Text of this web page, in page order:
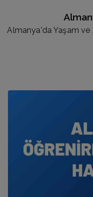
Almanya'da Yaşam ve